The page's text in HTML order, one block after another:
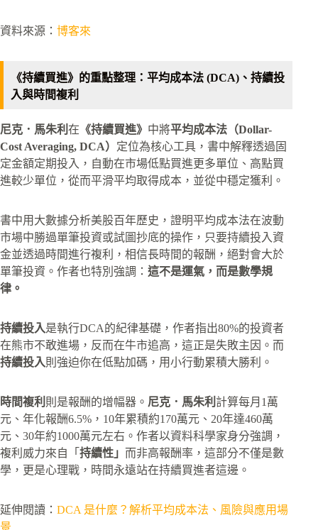
資料來源： 博客來
《持續買進》的重點整理：平均成本法 (DCA)、持續投
入與時間複利
尼克．馬朱利 在 《持續買進》 中將平均成本法（Dollar-
Cost Averaging, DCA） 定位為核心工具，書中解釋透過固
定金額定期投入，自動在市場低點買進更多單位、高點買
進較少單位，從而平滑平均取得成本，並從中穩定獲利。
書中用大數據分析美股百年歷史，證明平均成本法在波動
市場中勝過單筆投資或試圖抄底的操作，只要持續投入資
金並透過時間進行複利，相信長時間的報酬，絕對會大於
單筆投資。作者也特別強調： 這不是運氣，而是數學規
律。
持續投入是執行DCA的紀律基礎，作者指出80%的投資者
在熊市不敢進場，反而在牛市追高，這正是失敗主因。而
持續投入則強迫你在低點加碼，用小行動累積大勝利。
時間複利 則是報酬的增幅器。 尼克．馬朱利 計算每月1萬
元、年化報酬6.5%，10年累積約170萬元、20年達460萬
元、30年約1000萬元左右。作者以資料科學家身分強調，
複利威力來自「 持續性」 而非高報酬率，這部分不僅是數
學，更是心理戰，時間永遠站在持續買進者這邊。
延伸閱讀： DCA 是什麼？解析平均成本法、風險與應用場
景